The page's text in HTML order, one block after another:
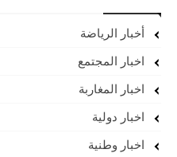
أخبار الرياضة
اخبار المجتمع
اخبار المغاربة
اخبار دولية
اخبار وطنية